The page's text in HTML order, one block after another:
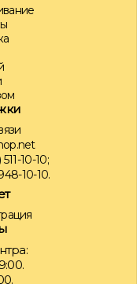
10-10;
10-10.